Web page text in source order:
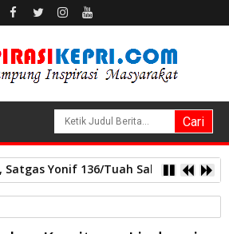
Yonif 136/Tuah Sakti Pos Ilu